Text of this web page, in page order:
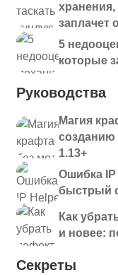
заплачет
5
которые
Руководства
Магия
созданию
1.13+
Ошибка IP
быстрый
Как
и новее:
Секреты